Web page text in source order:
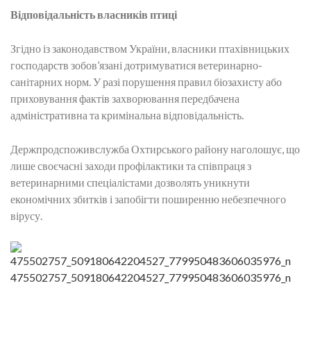
Відповідальність власників птиці
Згідно із законодавством України, власники птахівницьких
господарств зобов’язані дотримуватися ветеринарно-
санітарних норм. У разі порушення правил біозахисту або
приховування фактів захворювання передбачена
адміністративна та кримінальна відповідальність.
Держпродспоживслужба Охтирського району наголошує, що
лише своєчасні заходи профілактики та співпраця з
ветеринарними спеціалістами дозволять уникнути
економічних збитків і запобігти поширенню небезпечного
вірусу.
475502757_509180642204527_779950483606035976_n